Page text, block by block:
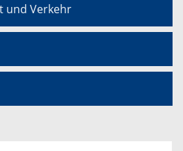
und Verkehr